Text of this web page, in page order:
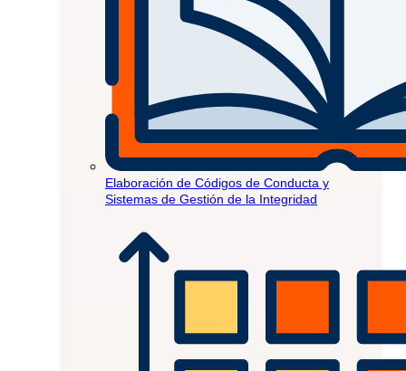
Elaboración de Códigos de Conducta y
Sistemas de Gestión de la Integridad